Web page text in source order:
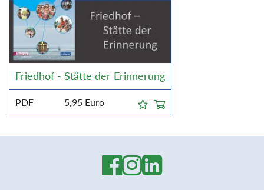
Friedhof - Stätte der Erinnerung
PDF 5,95 Euro